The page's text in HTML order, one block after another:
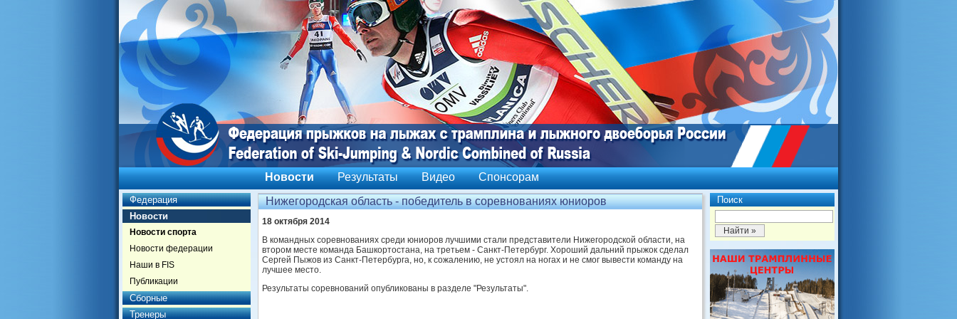
Новости Результаты Видео Спонсорам
Федерация
Новости
Новости спорта
Новости федерации
Наши в FIS
Публикации
Сборные
Тренеры
Поиск
Нижегородская область - победитель в соревнованиях юниоров
18 октября 2014
В командных соревнованиях среди юниоров лучшими стали представители Нижегородской области, на
втором месте команда Башкортостана, на третьем - Санкт-Петербург. Хороший дальний прыжок сделал
Сергей Пыжов из Санкт-Петербурга, но, к сожалению, не устоял на ногах и не смог вывести команду на
лучшее место.
Результаты соревнований опубликованы в разделе "Результаты".